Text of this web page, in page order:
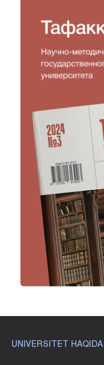
UNIVERSITET HAQIDA